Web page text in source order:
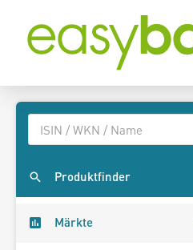
Produktfinder
Märkte